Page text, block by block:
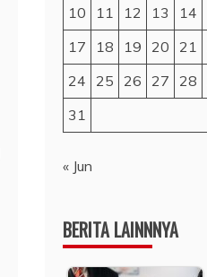
10
11 12 13 14
17
18 19 20 21
24
25 26 27 28
31
« Jun
BERITA LAINNNYA